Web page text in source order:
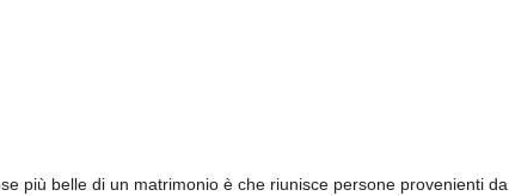
più belle di un matrimonio è che riunisce persone provenienti da